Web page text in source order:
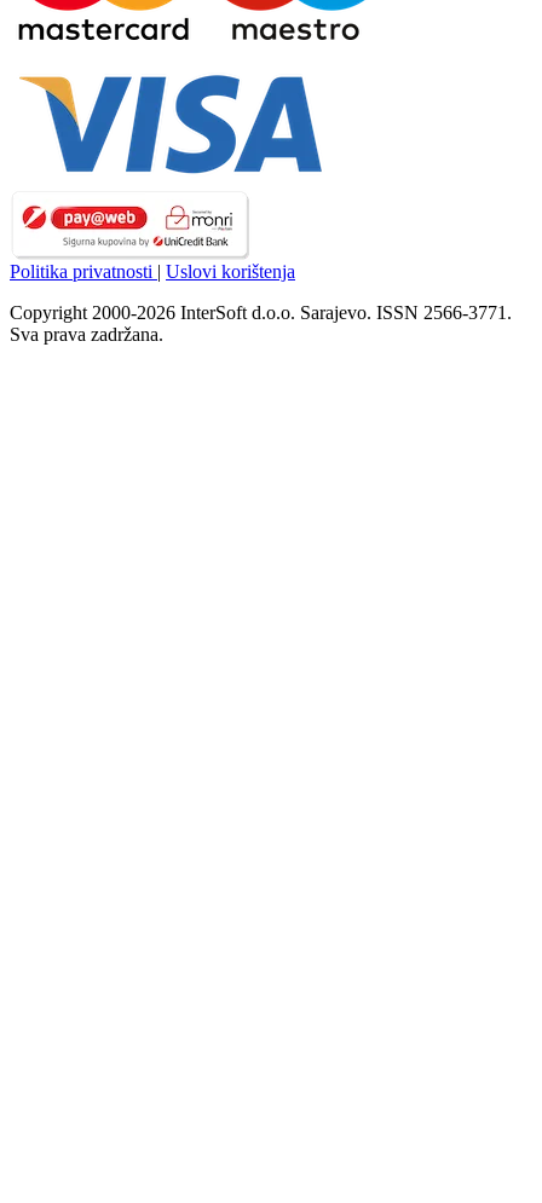
Politika privatnosti | Uslovi korištenja
Copyright 2000-2026 InterSoft d.o.o. Sarajevo. ISSN 2566-3771.
Sva prava zadržana.